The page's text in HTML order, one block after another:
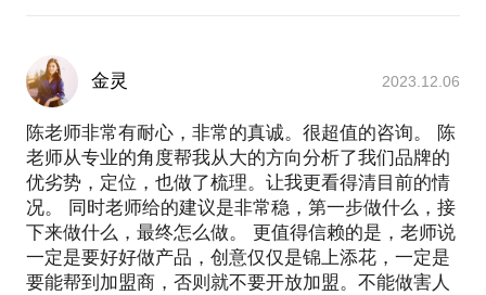
2、活动促销类
十年疯一回，人人有红包
6周年大促风暴，狂降红包雨
1元/片，全城限量500户
3、品牌定位类
全屋整装用百年（百年印象全屋定制家居）
给平民一个贵族的家
用厨房高手底料，每周吃一次火锅
金灵 2023.12.06
陈老师非常有耐心，非常的真诚。很超值的咨询。 陈
老师从专业的角度帮我从大的方向分析了我们品牌的
优劣势，定位，也做了梳理。让我更看得清目前的情
况。 同时老师给的建议是非常稳，第一步做什么，接
下来做什么，最终怎么做。 更值得信赖的是，老师说
一定是要好好做产品，创意仅仅是锦上添花，一定是
要能帮到加盟商，否则就不要开放加盟。不能做害人